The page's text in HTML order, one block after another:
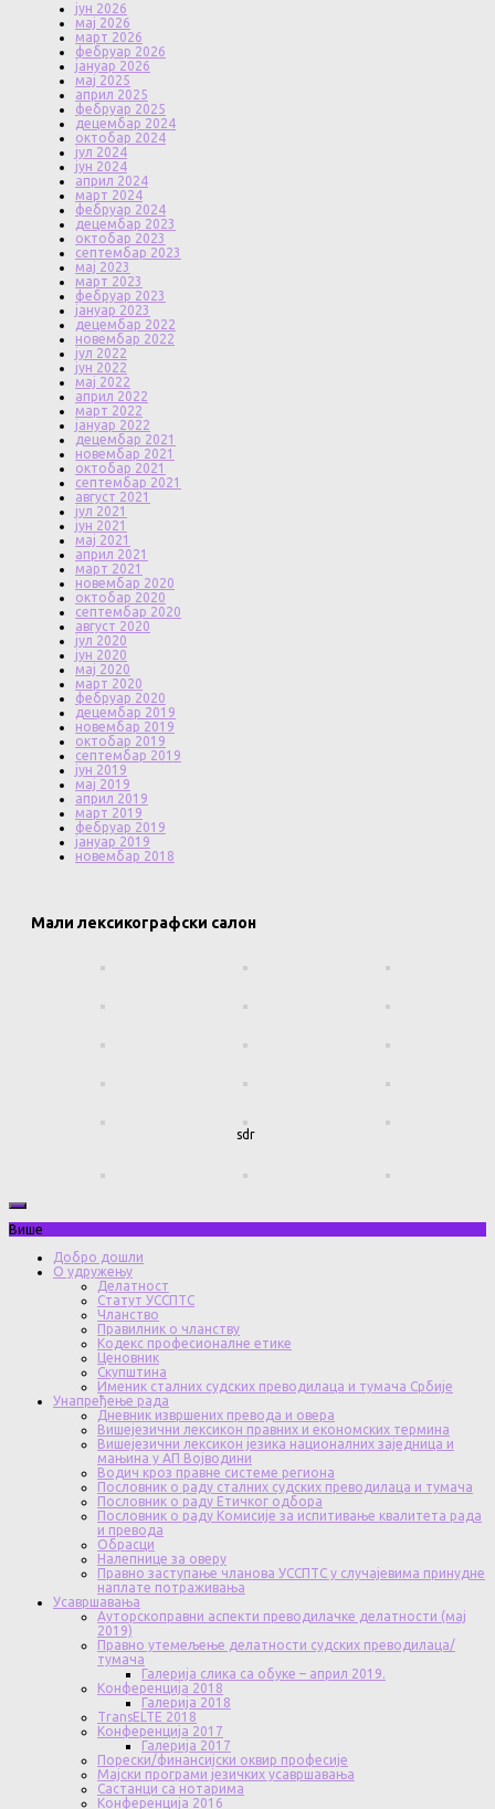
јун 2026
мај 2026
март 2026
фебруар 2026
јануар 2026
мај 2025
април 2025
фебруар 2025
децембар 2024
октобар 2024
јул 2024
јун 2024
април 2024
март 2024
фебруар 2024
децембар 2023
октобар 2023
септембар 2023
мај 2023
март 2023
фебруар 2023
јануар 2023
децембар 2022
новембар 2022
јул 2022
јун 2022
мај 2022
април 2022
март 2022
јануар 2022
децембар 2021
новембар 2021
октобар 2021
септембар 2021
август 2021
јул 2021
јун 2021
мај 2021
април 2021
март 2021
новембар 2020
октобар 2020
септембар 2020
август 2020
јул 2020
јун 2020
мај 2020
март 2020
фебруар 2020
децембар 2019
новембар 2019
октобар 2019
септембар 2019
јун 2019
мај 2019
април 2019
март 2019
фебруар 2019
јануар 2019
новембар 2018
Мали лексикографски салон
sdr
Више
Добро дошли
О удружењу
Делатност
Статут УССПТС
Чланство
Правилник о чланству
Кодекс професионалне етике
Ценовник
Скупштина
Именик сталних судских преводилаца и тумача Србије
Унапређење рада
Дневник извршених превода и овера
Вишејезични лексикон правних и економских термина
Вишејезични лексикон језика националних заједница и
мањина у АП Војводини
Водич кроз правне системе региона
Пословник о раду сталних судских преводилаца и тумача
Пословник о раду Етичког одбора
Пословник о раду Комисије за испитивање квалитета рада
и превода
Обрасци
Налепнице за оверу
Правно заступање чланова УССПТС у случајевима принудне
наплате потраживања
Усавршавања
Ауторскоправни аспекти преводилачке делатности (мај
2019)
Правно утемељење делатности судских преводилаца/
тумача
Галерија слика са обуке – април 2019.
Конференција 2018
Галерија 2018
TransELTE 2018
Конференција 2017
Галерија 2017
Порески/финансијски оквир професије
Мајски програми језичких усавршавања
Састанци са нотарима
Конференција 2016